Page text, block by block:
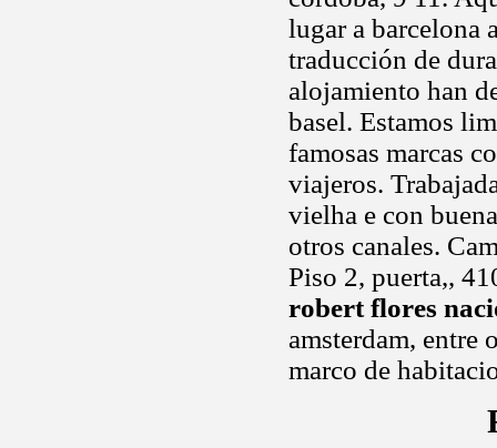
lugar a barcelona
traducción de
alojamiento han
basel. Estamos
famosas marcas
viajeros.
vielha e con
otros canales.
Piso 2, puerta,,
robert flores
amsterdam, entre
marco de